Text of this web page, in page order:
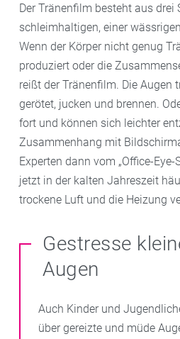
Der Tränenfilm besteht aus drei
schleimhaltigen, einer
Wenn der Körper nicht genug
produziert oder die
reißt der Tränenfilm. Die Augen
gerötet, jucken und brennen.
fort und können sich leichter
Zusammenhang mit
Experten dann vom „Office-
jetzt in der kalten Jahreszeit
trockene Luft und die Heizung
Gestresse
Augen
Auch Kinder und
über gereizte und müde